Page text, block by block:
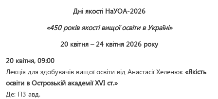
Дні якості НаУОА-2026
«450 років якості вищої освіти в Україні»
20 квітня – 24 квітня 2026 року
20 квітня, 09:00
Лекція для здобувачів вищої освіти від Анастасії Хеленюк «Якість
освіти в Острозькій академії XVI ст.»
Де: П3 авд.